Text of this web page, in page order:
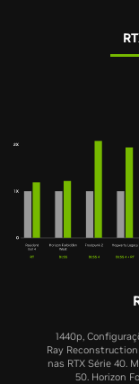
1440p,
Ray
nas RTX Série 40.
50. Horizon